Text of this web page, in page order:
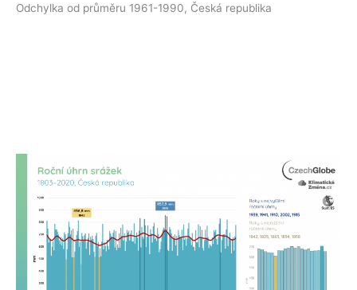
Odchylka od průměru 1961-1990, Česká republika